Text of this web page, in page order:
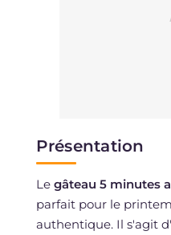
Présentation
Le gâteau 5 minutes
parfait pour le
authentique. Il s'agit